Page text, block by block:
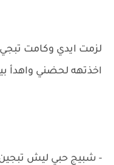
لزمت ايدي وكامت
اخذتهه لحضني واهدأ
- شبيج حبي ليش